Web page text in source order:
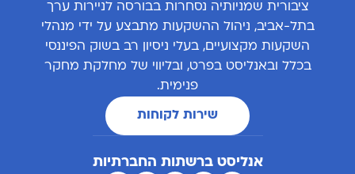
ציבורית שמניותיה נסחרות בבורסה לניירות ערך
בתל-אביב, ניהול ההשקעות מתבצע על ידי מנהלי
השקעות מקצועיים, בעלי ניסיון רב בשוק הפיננסי
בכלל ובאנליסט בפרט, ובליווי של מחלקת מחקר
פנימית.
שירות לקוחות
אנליסט ברשתות החברתיות